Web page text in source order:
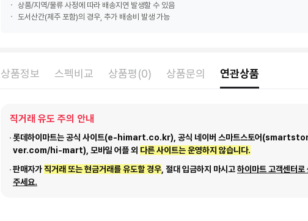
상품/지역/물류 사정에 따라 배송지연 발생할 수 있음
도서산간(제주 포함)의 경우, 추가 배송비 발생 가능
상품정보 스펙비교 상품평(0) 상품문의 연관상품
직거래 유도 주의 안내
롯데하이마트는 공식 사이트(e-himart.co.kr), 공식 네이버 스마트스토어
ver.com/hi-mart), 모바일 어플 외 다른 사이트는 운영하지 않습니다.
판매자가직거래 또는 현금거래를 유도할 경우 , 절대 입금하지 마시고하이마트 고객센터로
주세요.